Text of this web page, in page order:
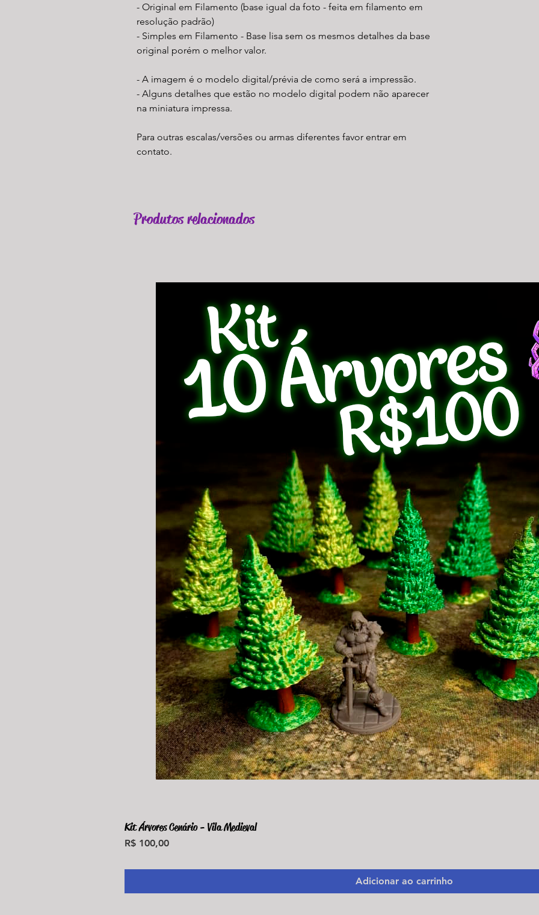
- Original em Filamento (base igual da foto - feita em filamento em
resolução padrão)
- Simples em Filamento - Base lisa sem os mesmos detalhes da base
original porém o melhor valor.
- A imagem é o modelo digital/prévia de como será a impressão.
- Alguns detalhes que estão no modelo digital podem não aparecer
na miniatura impressa.
Para outras escalas/versões ou armas diferentes favor entrar em
contato.
Produtos relacionados
Kit Árvores Cenário - Vila Medieval
Preço
R$ 100,00
Adicionar ao carrinho